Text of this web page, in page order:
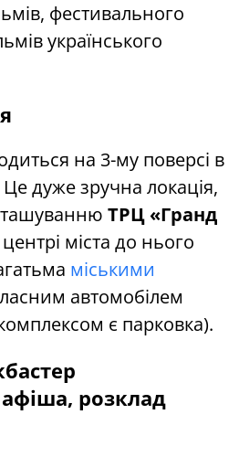
фестивального
українського
на 3-му поверсі в
Це дуже зручна локація,
ТРЦ «Гранд
міста до нього
міськими
автомобілем
є парковка).
розклад